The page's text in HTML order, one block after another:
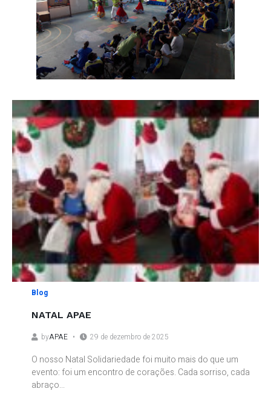
Blog
NATAL APAE
byAPAE 29 de dezembro de 2025
O nosso Natal Solidariedade foi muito mais do que um
evento: foi um encontro de corações. Cada sorriso, cada
abraço...